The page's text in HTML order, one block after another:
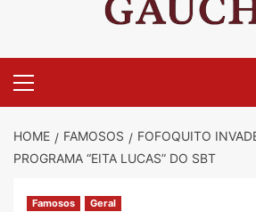
Menu
HOME FAMOSOS
FOFOQUITO
PROGRAMA “EITA LUCAS” DO SBT
Famosos Geral